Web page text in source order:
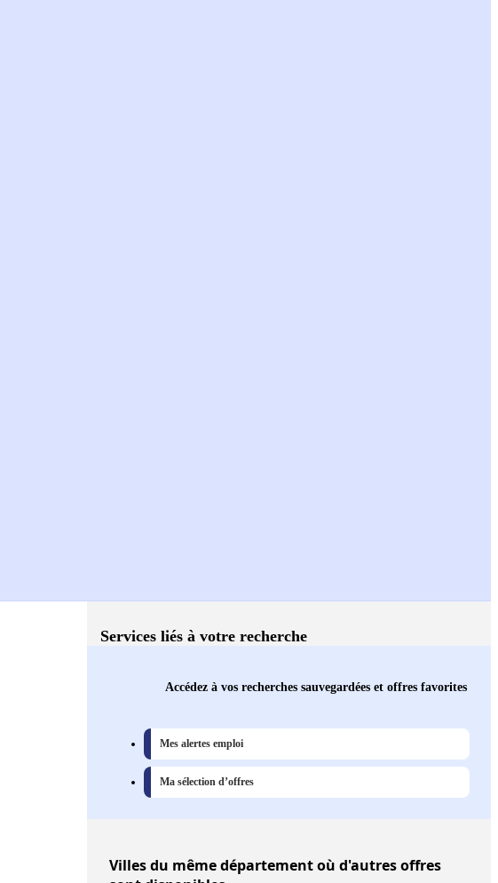
Services liés à votre recherche
Accédez à vos recherches sauvegardées et offres favorites
Mes alertes emploi
Ma sélection d’offres
Villesdu même département où d'autres offres